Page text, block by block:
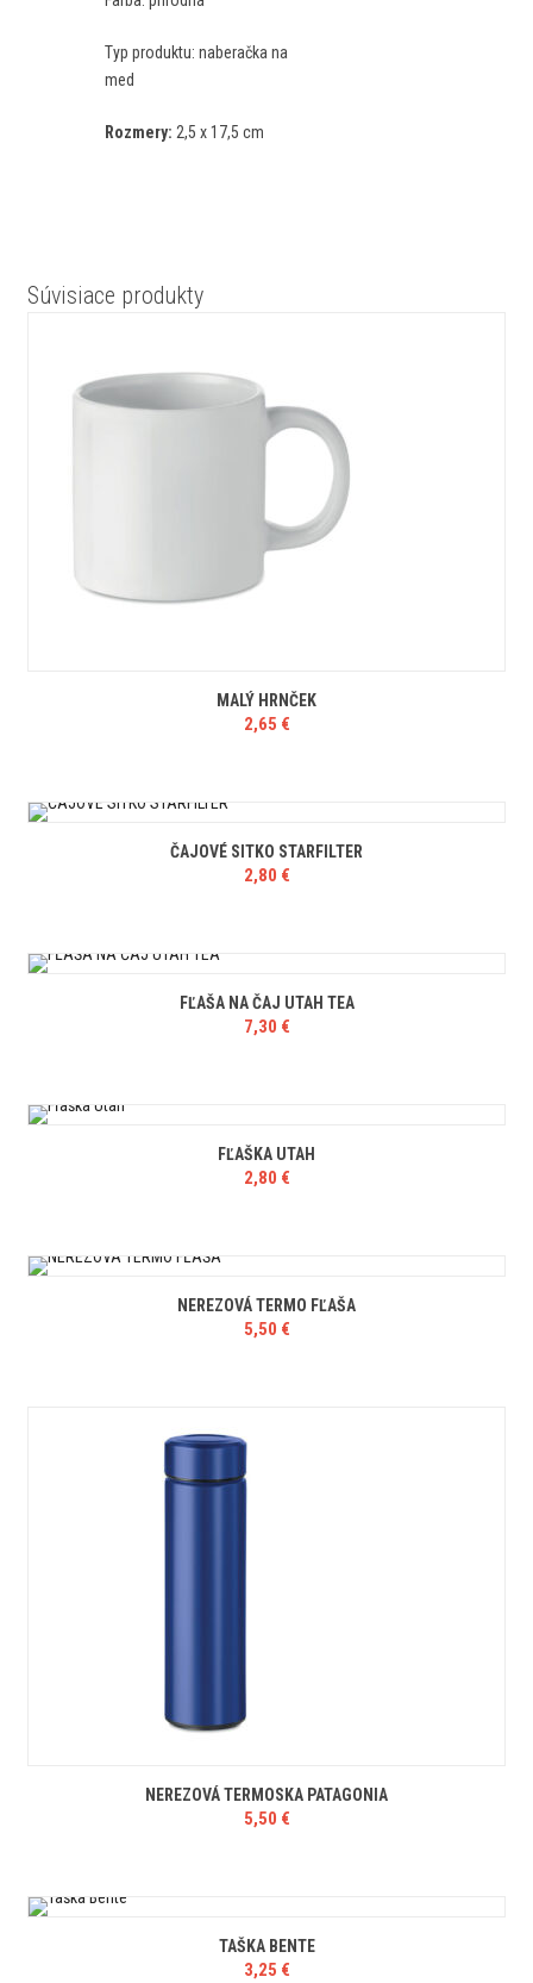
DOPLNKY K
DARČEKOM
Typ produktu: naberačka na
med
Rozmery: 2,5 x 17,5 cm
Súvisiace produkty
MALÝ HRNČEK
2,65 €
ČAJOVÉ SITKO STARFILTER
2,80 €
FĽAŠA NA ČAJ UTAH TEA
7,30 €
FĽAŠKA UTAH
2,80 €
NEREZOVÁ TERMO FĽAŠA
5,50 €
NEREZOVÁ TERMOSKA PATAGONIA
5,50 €
TAŠKA BENTE
3,25 €